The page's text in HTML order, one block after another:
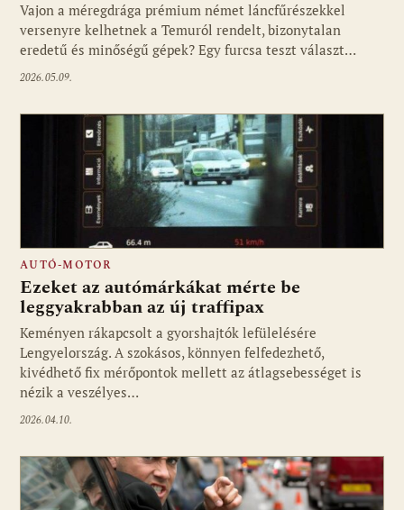
Vajon a méregdrága prémium német láncfűrészekkel
versenyre kelhetnek a Temuról rendelt, bizonytalan
eredetű és minőségű gépek? Egy furcsa teszt választ…
2026.05.09.
AUTÓ-MOTOR
Ezeket az autómárkákat mérte be
leggyakrabban az új traffipax
Keményen rákapcsolt a gyorshajtók lefülelésére
Lengyelország. A szokásos, könnyen felfedezhető,
kivédhető fix mérőpontok mellett az átlagsebességet is
nézik a veszélyes…
2026.04.10.